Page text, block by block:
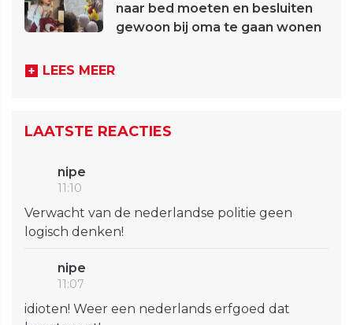
naar bed moeten en besluiten
gewoon bij oma te gaan wonen
LEES MEER
LAATSTE REACTIES
nipe
11:10
Verwacht van de nederlandse politie geen
logisch denken!
nipe
11:07
idioten! Weer een nederlands erfgoed dat